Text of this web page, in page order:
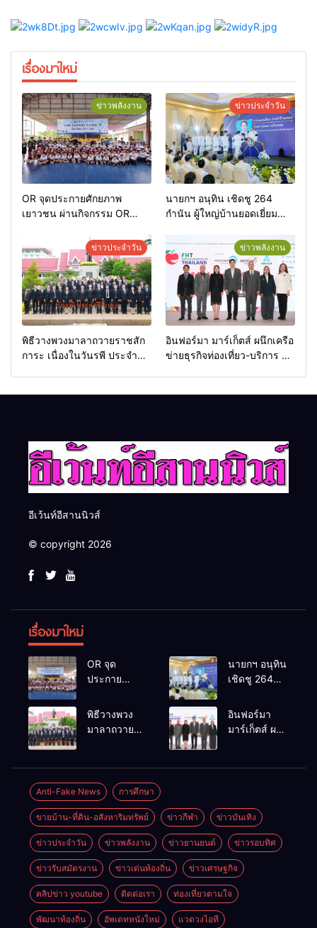
เรื่องมาใหม่
ข่าวพลังงาน
OR จุดประกายศักยภาพ
เยาวชน ผ่านกิจกรรม OR
ข่าวประจำวัน
นายกฯ อนุทิน เชิดชู 264
กำนัน ผู้ใหญ่บ้านยอดเยี่ยม
เกียรติยศแห่งการเสียสละ”
ข่าวประจำวัน
พิธีวางพวงมาลาถวายราชสัก
การะ เนื่องในวันรพี ประจำปี
ข่าวพลังงาน
อินฟอร์มา มาร์เก็ตส์ ผนึกเครือ
ข่ายธุรกิจท่องเที่ยว-บริการ จัด
อีเว้นท์อีสานนิวส์
© copyright 2026
เรื่องมาใหม่
OR จุด
ประกาย
เยาวชน ผ่าน
นายกฯ อนุทิน
เชิดชู 264
บ้านยอดเยี่ยม
มอบแหนบ
เกียรติยศแห่ง
พิธีวางพวง
มาลาถวาย
2569 และ
การแข่งขัน
ฟุตบอลวันรพี
เพื่อเชื่อม
ความสัมพันธ์
อันดีของ
หน่วยงานใน
กระบวนการ
ยุติธรรม
อินฟอร์มา
มาร์เก็ตส์ ผนึก
Thailand
2026 เชื่อม 4
งานใหญ่
สร้างโอกาส
ธุรกิจครบ
วงจร ด้วยครับ
Anti-Fake News การศึกษา
ขายบ้าน-ที่ดิน-อสังหาริมทรัพย์ ข่าวกีฬา ข่าวบันเทิง
ข่าวประจำวัน ข่าวพลังงาน ข่าวยานยนต์ ข่าวรอบทิศ
ข่าวรับสมัตรงาน ข่าวเด่นท้องถิ่น ข่าวเศรษฐกิจ
คลิปข่าว youtube ติดต่อเรา ท่องเที่ยวตามใจ
พัฒนาท้องถิ่น อัพเดทหนังใหม่ แวดวงไอที